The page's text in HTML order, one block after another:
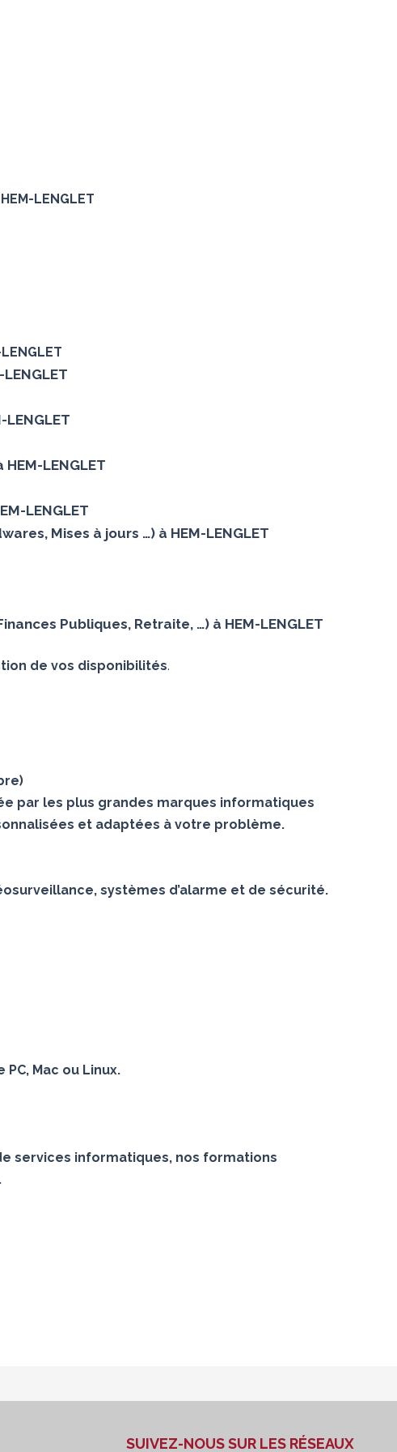
LENGLET
LENGLET
LENGLET
Mises à jours …) à HEM-LENGLET
Publiques, Retraite, …) à HEM-LENGLET
de vos disponibilités.
par les plus grandes marques informatiques
et adaptées à votre problème.
systèmes d’alarme et de sécurité.
Mac ou Linux.
services informatiques, nos formations
SUIVEZ-NOUS SUR LES RÉSEAUX